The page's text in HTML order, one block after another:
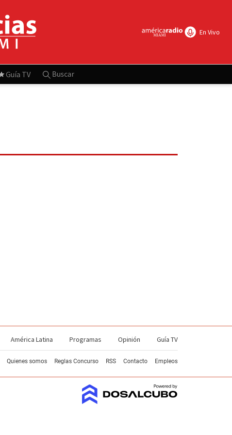
En Vivo
Guía TV Buscar
América Latina Programas Opinión Guía TV
Quienes somos Reglas Concurso RSS Contacto Empleos